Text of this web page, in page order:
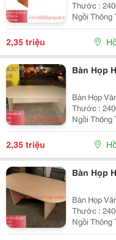
Thước :
Ngồi Thông Tin Liên Hệ : Công Ty Cổ Phần Thanh Bình
Group Hotline/Zalo : 093 247 3688 - 0979 634 326
2,35 triệu
Bàn Họp
Bàn Họp
Thước :
Ngồi Thông Tin Liên Hệ : Công Ty Cổ Phần Thanh Bình
Group Hotline/Zalo : 0 93 247 3688 - 0979 634 326
2,35 triệu
Bàn Họp
Bàn Họp
Thước :
Ngồi Thông Tin Liên Hệ : Công Ty Cổ Phần Thanh Bình
Group Hotline/Zalo : 093 247 3688 - 0979 634 326